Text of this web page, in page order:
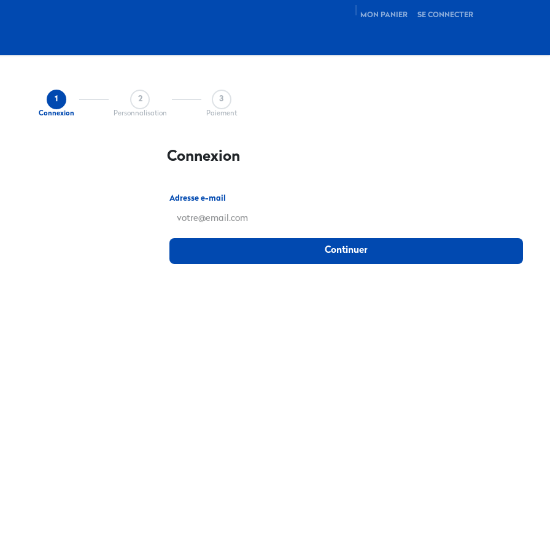
MON PANIER SE CONNECTER
1
Connexion
2
Personnalisation
3
Paiement
Connexion
Adresse e-mail
Continuer